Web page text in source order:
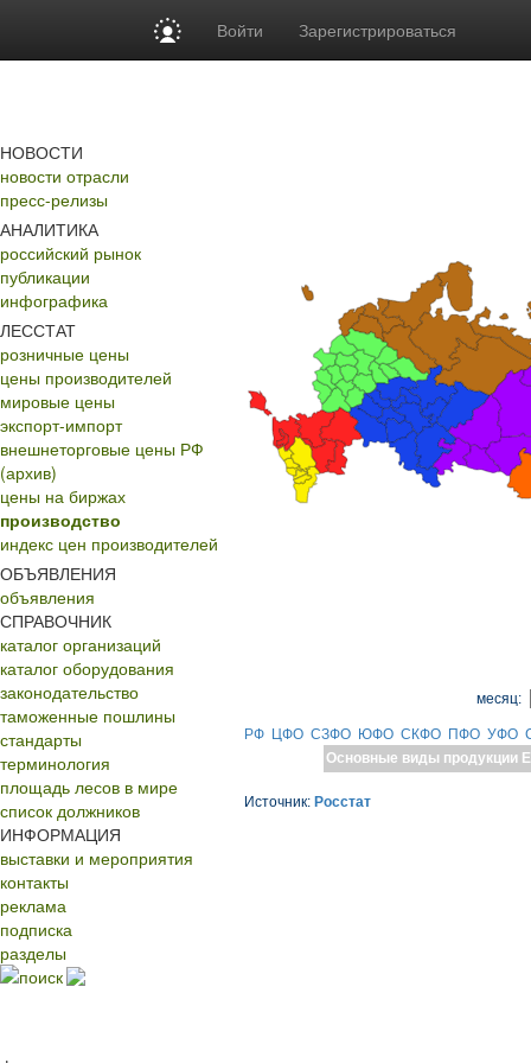
Войти Зарегистрироваться
НОВОСТИ
новости отрасли
пресс-релизы
АНАЛИТИКА
российский рынок
публикации
инфографика
ЛЕССТАТ
розничные цены
цены производителей
мировые цены
экспорт-импорт
внешнеторговые цены РФ
(архив)
цены на биржах
производство
индекс цен производителей
ОБЪЯВЛЕНИЯ
объявления
СПРАВОЧНИК
каталог организаций
каталог оборудования
законодательство
таможенные пошлины
стандарты
терминология
площадь лесов в мире
список должников
ИНФОРМАЦИЯ
выставки и мероприятия
контакты
реклама
подписка
разделы
поиск
месяц:
РФ ЦФО СЗФО ЮФО СКФО ПФО УФО
Основные виды продукции
Источник: Росстат